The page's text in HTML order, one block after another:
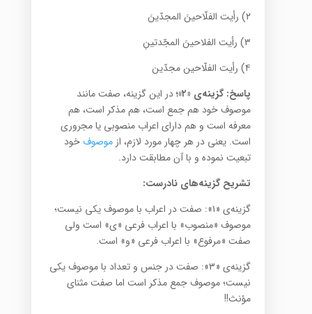
۲) رأیت الفلّاحینَ المجدّینَ
۳) رأیت الفلاحینَ المجّدتینِ
۴) رأیت الفلّاحین مجدّین
پاسخ: گزینه‌ی «۲»؛
در این گزینه، صفت مانند
موصوف خود هم جمع است، هم مذکر است، هم
معرفه است و هم دارای اعراب منصوبی یا مجروری
است. یعنی در هر چهار مورد لازم، از موصوفخود
تبعیت نموده و با آن مطابقت دارد.
تشریح گزینه‌های نادرست:
گزینه‌ی «۱»: صفت در اعراب با موصوف یکی نیست؛
موصوف «منصوب» با اعراب فرعی «ی» است ولی
صفت «مرفوع» با اعراب فرعی «و» است.
گزینه‌ی «۳»: صفت در جنس و تعداد با موصوف یکی
نیست؛ موصوف جمع مذکر است اما صفت مثنای
مؤنث!!